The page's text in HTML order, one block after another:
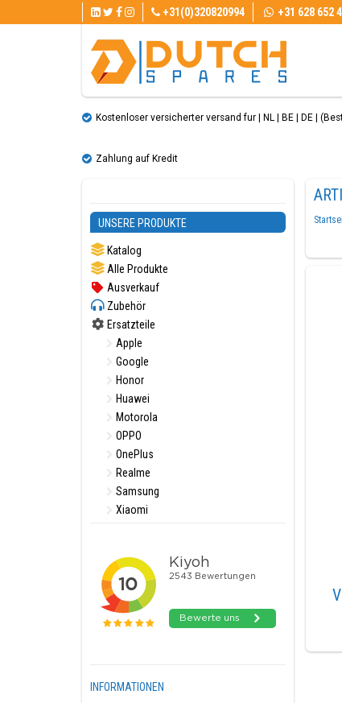
+31(0)320820994 +31 628 652
Kostenloser versicherter versand fur | NL | BE | DE |
Zahlung auf Kredit
UNSERE PRODUKTE
Katalog
Alle Produkte
Ausverkauf
Zubehör
Ersatzteile
Apple
Google
Honor
Huawei
Motorola
OPPO
OnePlus
Realme
Samsung
Xiaomi
INFORMATIONEN